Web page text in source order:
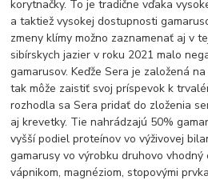
korytnačky. To je tradične vďaka
a taktiež vysokej dostupnosti
zmeny klímy možno zaznamenať aj v
sibírskych jazier v roku 2021 malo
gamarusov. Keďže Sera je založená
tak môže zaistiť svoj príspevok k
rozhodla sa Sera pridať do zloženia
aj krevetky. Tie nahrádzajú 50%
vyšší podiel proteínov vo výživovej
gamarusy vo výrobku druhovo vhodný
vápnikom, magnéziom, stopovými